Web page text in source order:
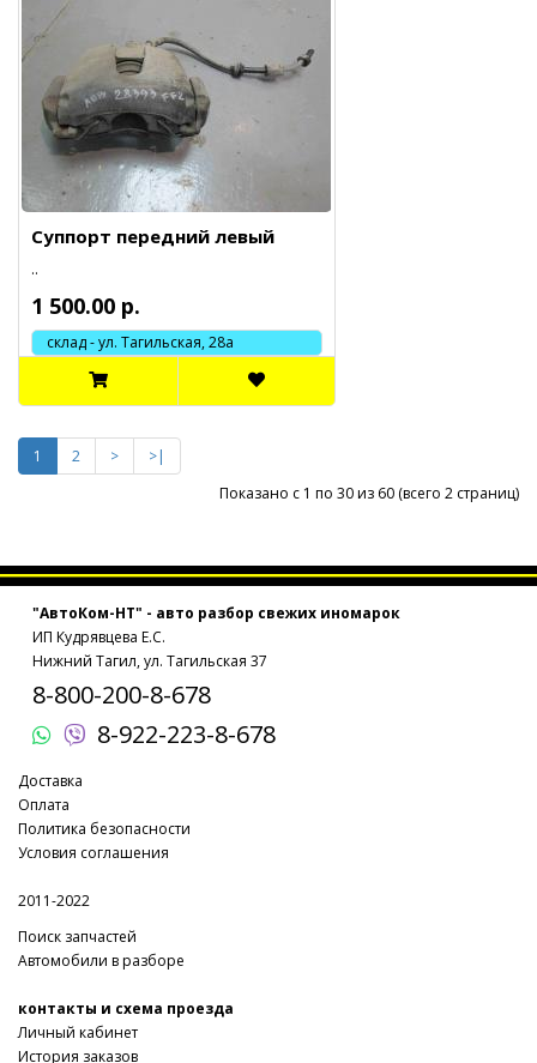
Суппорт передний левый
..
1 500.00 р.
склад - ул. Тагильская, 28а
1 2 >
>|
Показано с 1 по 30 из 60 (всего 2 страниц)
"АвтоКом-НТ" - авто разбор свежих иномарок
ИП Кудрявцева Е.С.
Нижний Тагил, ул. Тагильская 37
8-800-200-8-678
8-922-223-8-678
Доставка
Оплата
Политика безопасности
Условия соглашения
2011-2022
Поиск запчастей
Автомобили в разборе
контакты и схема проезда
Личный кабинет
История заказов